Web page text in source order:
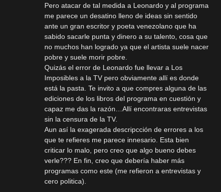
Pero atacar de tal medida a Leonardo y al programa
me parece un desatino lleno de ideas sin sentido
ante un gran escritor y poeta venezolano que ha
sabido sacarle punta y dinero a su talento, cosa que
no muchos han logrado ya que el artista suele nacer
pobre y suele morir pobre.
Quizás el error de Leonardo fue llevar a Los
Imposibles a la TV pero obviamente allí es donde
está la pasta. Te invito a que compres alguna de las
ediciones de los libros del programa en cuestión y
capaz me das la razón…Allí encontraras entrevistas
sin la censura de la TV.
Aun así la exagerada descripcción de errores a los
que te refieres me parece innesario. Esta bien
criticar lo malo, pero creo que algo bueno debes
verle??? En fin, creo que debería haber más
programas como este (me refieron a entrevistas y
cero politica).